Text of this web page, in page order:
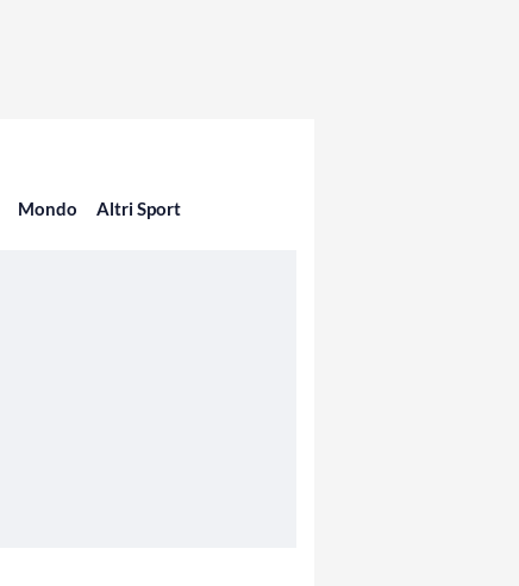
Mondo Altri Sport